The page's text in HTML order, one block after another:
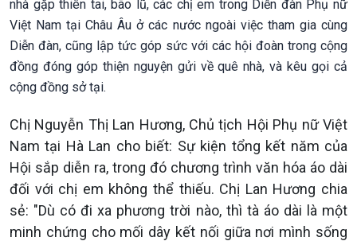
nhà gặp thiên tai, bão lũ, các chị em trong Diễn đàn Phụ nữ
Việt Nam tại Châu Âu ở các nước ngoài việc tham gia cùng
Diễn đàn, cũng lập tức góp sức với các hội đoàn trong cộng
đồng đóng góp thiện nguyện gửi về quê nhà, và kêu gọi cả
cộng đồng sở tại.
Chị Nguyễn Thị Lan Hương, Chủ tịch Hội Phụ nữ Việt
Nam tại Hà Lan cho biết: Sự kiện tổng kết năm của
Hội sắp diễn ra, trong đó chương trình văn hóa áo dài
đối với chị em không thể thiếu. Chị Lan Hương chia
sẻ: "Dù có đi xa phương trời nào, thì tà áo dài là một
minh chứng cho mối dây kết nối giữa nơi mình sống